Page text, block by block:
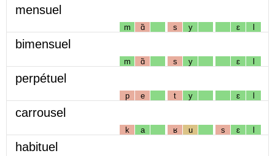
mensuel
m ɑ̃ s y ɛ l
bimensuel
m ɑ̃ s y ɛ l
perpétuel
p e t y ɛ l
carrousel
k a ʁ u s ɛ l
habituel